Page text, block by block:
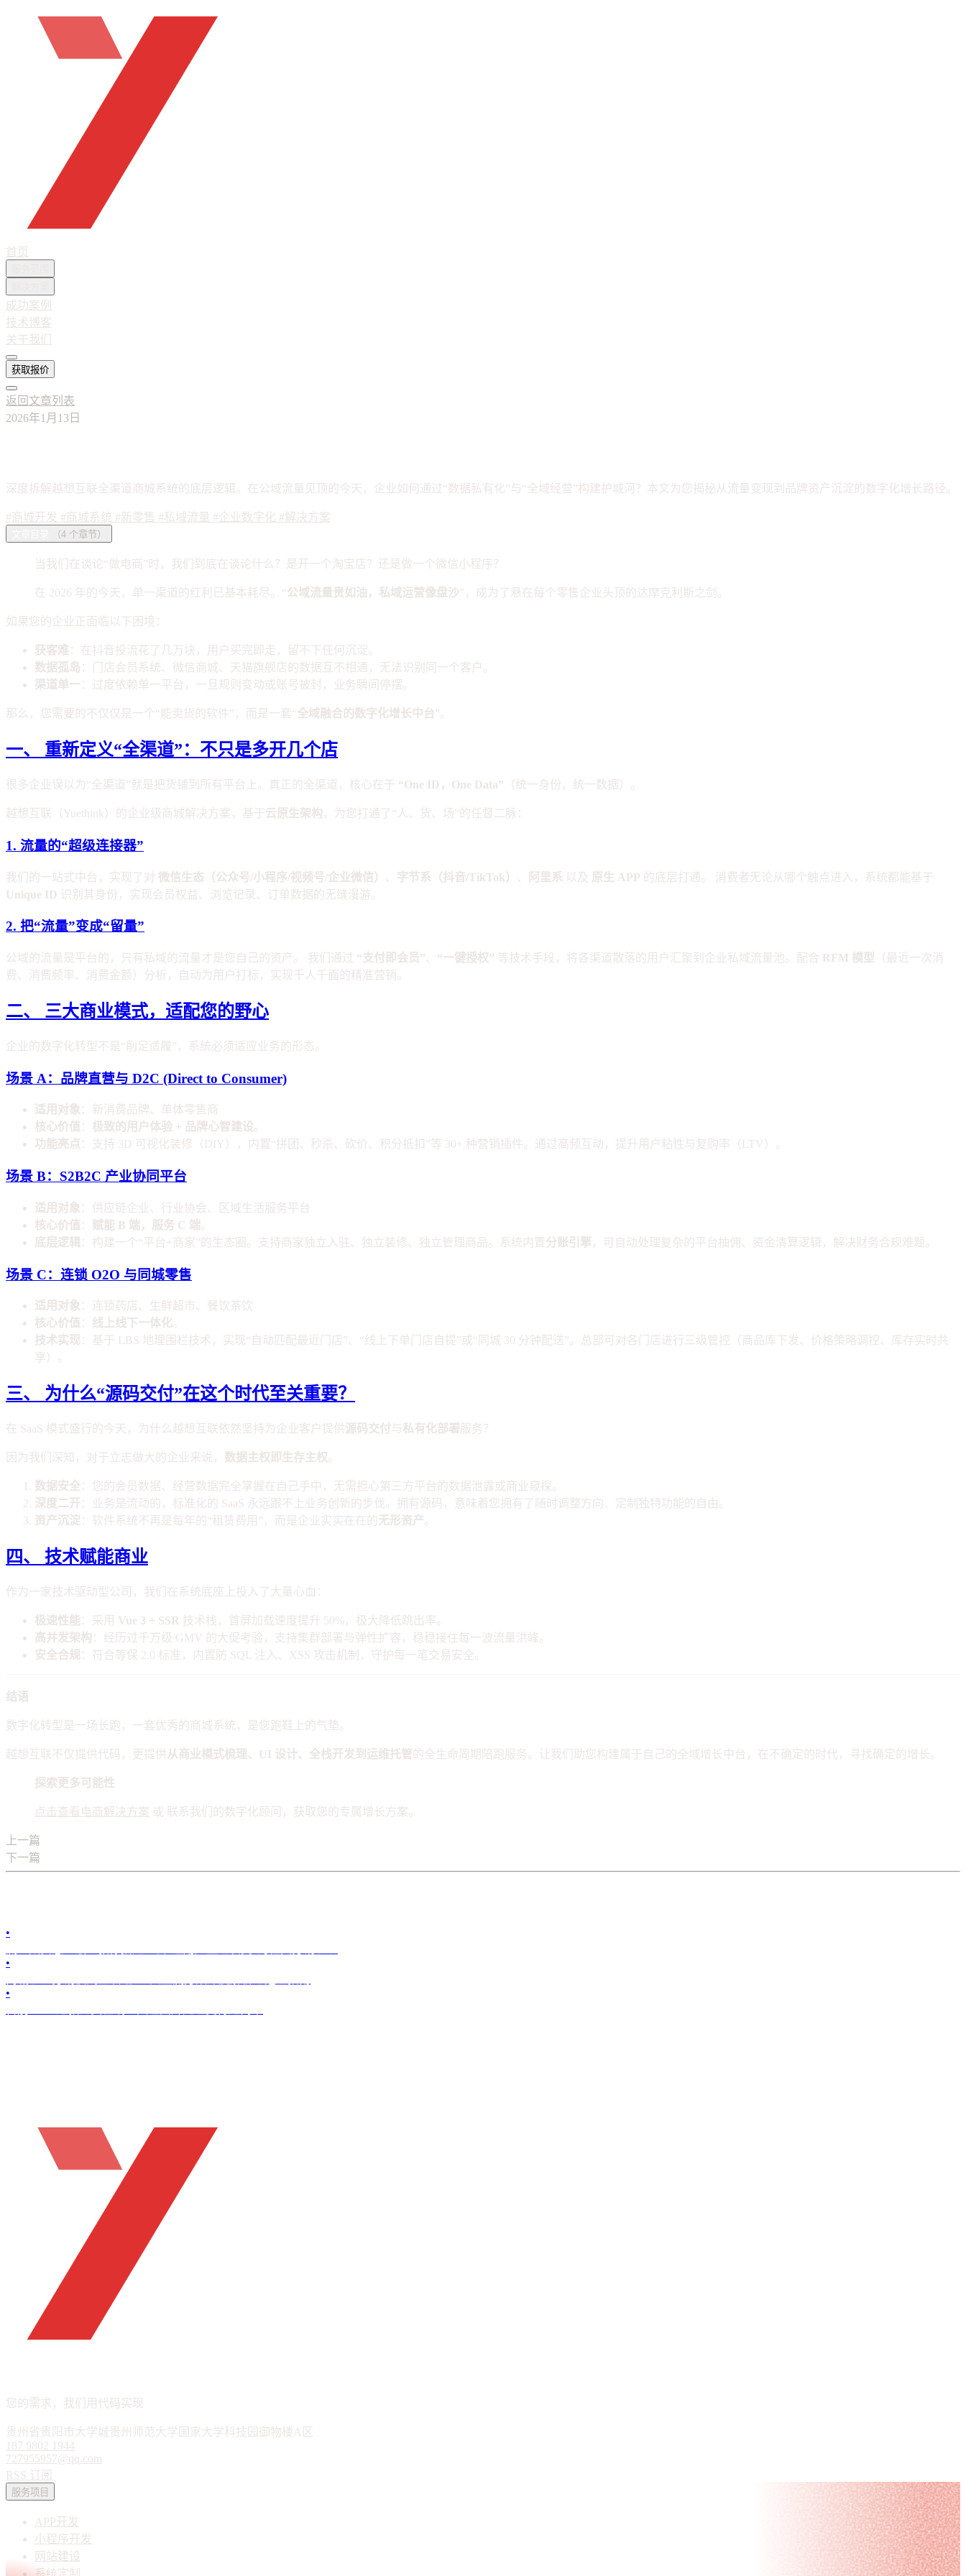
首页
成功案例
技术博客
关于我们
获取报价
返回文章列表
2026年1月13日
深度拆解越想互联全渠道商城系统的底层逻辑。在公域流量见顶的今天，企业如何通过“数据私有化”与“全域经营”构建护城河？本文为您揭秘从流量变现到品牌资产沉淀的数字化增长路径。
#商城开发 #商城系统 #新零售 #私域流量 #企业数字化 #解决方案
（4 个章节）
当我们在谈论“做电商”时，我们到底在谈论什么？是开一个淘宝店？还是做一个微信小程序？
在 2026 年的今天，单一渠道的红利已基本耗尽。“公域流量贵如油，私域运营像盘沙”，成为了悬在每个零售企业头顶的达摩克利斯之剑。
如果您的企业正面临以下困境：
获客难 ：在抖音投流花了几万块，用户买完即走，留不下任何沉淀。
数据孤岛 ：门店会员系统、微信商城、天猫旗舰店的数据互不相通，无法识别同一个客户。
渠道单一：过度依赖单一平台，一旦规则变动或账号被封，业务瞬间停摆。
那么，您需要的不仅仅是一个“能卖货的软件”，而是一套“全域融合的数字化增长中台”。
一、 重新定义“全渠道”：不只是多开几个店
很多企业误以为“全渠道”就是把货铺到所有平台上。真正的全渠道，核心在于 “One ID，One Data” （统一身份，统一数据）。
越想互联（Yuethink）的企业级商城解决方案，基于云原生架构 ，为您打通了“人、货、场”的任督二脉：
1. 流量的“超级连接器”
我们的一站式中台，实现了对 微信生态（公众号/小程序/视频号/企业微信） 、 字节系（抖音/TikTok） 、 阿里系 以及 原生 APP 的底层打通。 消费者无论从哪个触点进入，系统都能基于
Unique ID 识别其身份，实现会员权益、浏览记录、订单数据的无缝漫游。
2. 把“流量”变成“留量”
公域的流量是平台的，只有私域的流量才是您自己的资产。 我们通过 “支付即会员”、 “一键授权” 等技术手段，将各渠道散落的用户汇聚到企业私域流量池。配合 RFM 模型 （最近一次消
费、消费频率、消费金额）分析，自动为用户打标，实现千人千面的精准营销。
二、 三大商业模式，适配您的野心
企业的数字化转型不是“削足适履”，系统必须适应业务的形态。
场景 A：品牌直营与 D2C (Direct to Consumer)
适用对象 ：新消费品牌、单体零售商
核心价值 ： 极致的用户体验 + 品牌心智建设
功能亮点 ：支持 3D 可视化装修（DIY），内置“拼团、秒杀、砍价、积分抵扣”等 30+ 种营销插件。通过高频互动，提升用户粘性与复购率（LTV）。
场景 B：S2B2C 产业协同平台
适用对象 ：供应链企业、行业协会、区域生活服务平台
核心价值 ： 赋能 B 端，服务 C 端
底层逻辑：构建一个“平台+商家”的生态圈。支持商家独立入驻、独立装修、独立管理商品。系统内置分账引擎 ，可自动处理复杂的平台抽佣、资金清算逻辑，解决财务合规难题。
场景 C：连锁 O2O 与同城零售
适用对象 ：连锁药店、生鲜超市、餐饮茶饮
核心价值 ： 线上线下一体化
技术实现 ：基于 LBS 地理围栏技术，实现“自动匹配最近门店”、“线上下单门店自提”或“同城 30 分钟配送”。总部可对各门店进行三级管控（商品库下发、价格策略调控、库存实时共
享）。
三、 为什么“源码交付”在这个时代至关重要？
在 SaaS 模式盛行的今天，为什么越想互联依然坚持为企业客户提供源码交付与私有化部署 服务？
因为我们深知，对于立志做大的企业来说， 数据主权即生存主权
数据安全：您的会员数据、经营数据完全掌握在自己手中，无需担心第三方平台的数据泄露或商业窥探。
深度二开 ：业务是流动的，标准化的 SaaS 永远跟不上业务创新的步伐。拥有源码，意味着您拥有了随时调整方向、定制独特功能的自由。
资产沉淀 ：软件系统不再是每年的“租赁费用”，而是企业实实在在的无形资产
四、 技术赋能商业
作为一家技术驱动型公司，我们在系统底座上投入了大量心血：
极速性能 ：采用 Vue 3 + SSR 技术栈，首屏加载速度提升 50%，极大降低跳出率。
高并发架构 ：经历过千万级 GMV 的大促考验，支持集群部署与弹性扩容，稳稳接住每一波流量洪峰。
安全合规：符合等保 2.0 标准，内置防 SQL 注入、XSS 攻击机制，守护每一笔交易安全。
结语
数字化转型是一场长跑，一套优秀的商城系统，是您跑鞋上的气垫。
越想互联不仅提供代码，更提供从商业模式梳理、UI 设计、全栈开发到运维托管的全生命周期陪跑服务。让我们助您构建属于自己的全域增长中台，在不确定的时代，寻找确定的增长。
探索更多可能性
点击查看电商解决方案 或 联系我们的数字化顾问，获取您的专属增长方案。
上一篇
下一篇
•
•
•
您的需求，我们用代码实现
贵州省贵阳市大学城贵州师范大学国家大学科技园御物楼A区
187 9802 1944
727955957@qq.com
RSS 订阅
服务项目
APP开发
小程序开发
网站建设
系统定制